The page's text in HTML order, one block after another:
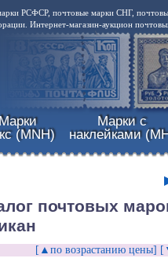
РСФСР, почтовые марки СНГ,
Интернет-магазин-аукцион
Марки
(MNH)
Марки с
наклейками
почтовых
[▲по возрастанию цены]